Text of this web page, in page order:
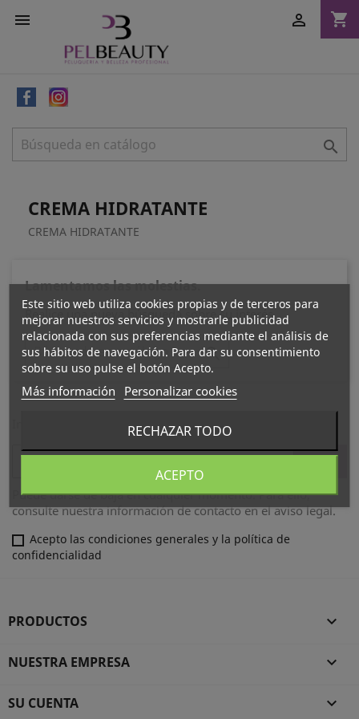
 shopping_cart


CREMA HIDRATANTE
CREMA HIDRATANTE
Lamentamos las molestias.
Realice una nueva búsqueda sobre su interés

Infórmese de nuestras últimas noticias y ofertas especiales
Puede darse de baja en cualquier momento. Para ello,
consulte nuestra información de contacto en el aviso legal.
Acepto las condiciones generales y la política de
confidencialidad
PRODUCTOS 
NUESTRA EMPRESA 
SU CUENTA 
Este sitio web utiliza cookies propias y de terceros para
mejorar nuestros servicios y mostrarle publicidad
relacionada con sus preferencias mediante el análisis de
sus hábitos de navegación. Para dar su consentimiento
sobre su uso pulse el botón Acepto.
Más información Personalizar cookies
RECHAZAR TODO
ACEPTO